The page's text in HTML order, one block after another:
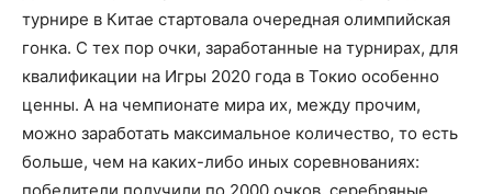
турнире в Китае стартовала очередная олимпийская
гонка. С тех пор очки, заработанные на турнирах, для
квалификации на Игры 2020 года в Токио особенно
ценны. А на чемпионате мира их, между прочим,
можно заработать максимальное количество, то есть
больше, чем на каких-либо иных соревнованиях: